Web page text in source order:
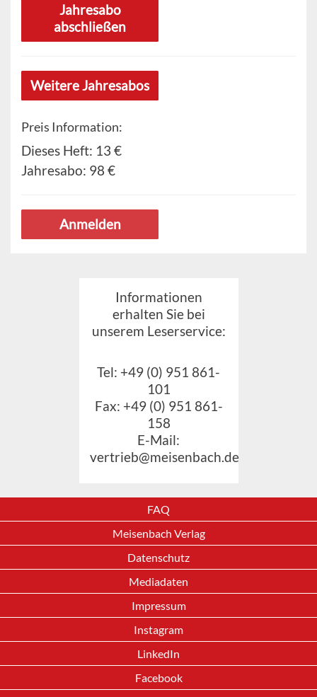
Jahresabo
abschließen
Weitere Jahresabos
Preis Information:
Dieses Heft: 13 €
Jahresabo: 98 €
Anmelden
Informationen
erhalten Sie bei
unserem Leserservice:
Tel: +49 (0) 951 861-
101
Fax: +49 (0) 951 861-
158
E-Mail:
vertrieb@meisenbach.de
FAQ
Meisenbach Verlag
Datenschutz
Mediadaten
Impressum
Instagram
LinkedIn
Facebook